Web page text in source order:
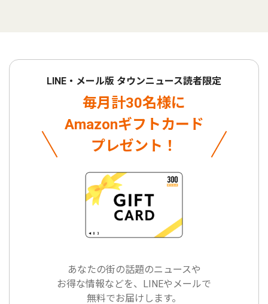
LINE・メール版 タウンニュース読者限定
毎月計30名様に
Amazonギフトカード
プレゼント！
あなたの街の話題のニュースや
お得な情報などを、LINEやメールで
無料でお届けします。